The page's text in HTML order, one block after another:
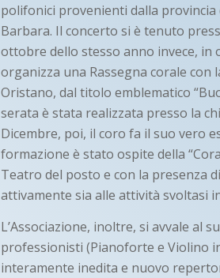
polifonici provenienti dalla
Barbara. Il concerto si è tenuto
ottobre dello stesso anno invece, in
organizza una Rassegna corale
Oristano, dal titolo emblematico
serata è stata realizzata presso la
Dicembre, poi, il coro fa il suo vero
formazione è stato ospite della
Teatro del posto e con la presenza
attivamente sia alle attività svoltasi
L’Associazione, inoltre, si avvale al
professionisti (Pianoforte e Violino
interamente inedita e nuovo